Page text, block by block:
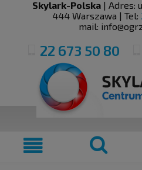
Skylark-Polska | Adres:
444 Warszawa | Tel:
mail:
22 673 50 80